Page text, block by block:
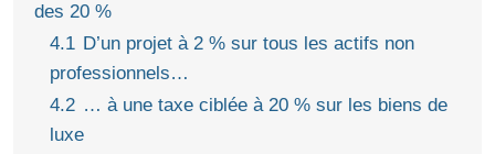
des 20 %
4.1 D’un projet à 2 % sur tous les actifs non
professionnels…
4.2 … à une taxe ciblée à 20 % sur les biens de
luxe